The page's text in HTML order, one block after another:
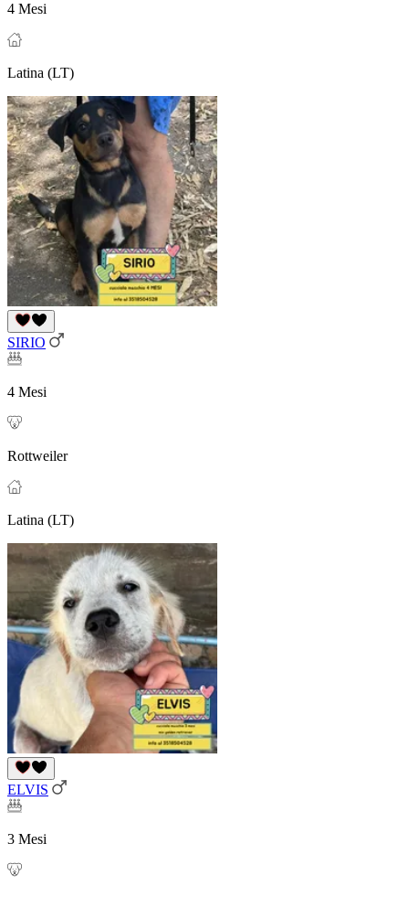
4 Mesi
Latina (LT)
SIRIO
4 Mesi
Rottweiler
Latina (LT)
ELVIS
3 Mesi